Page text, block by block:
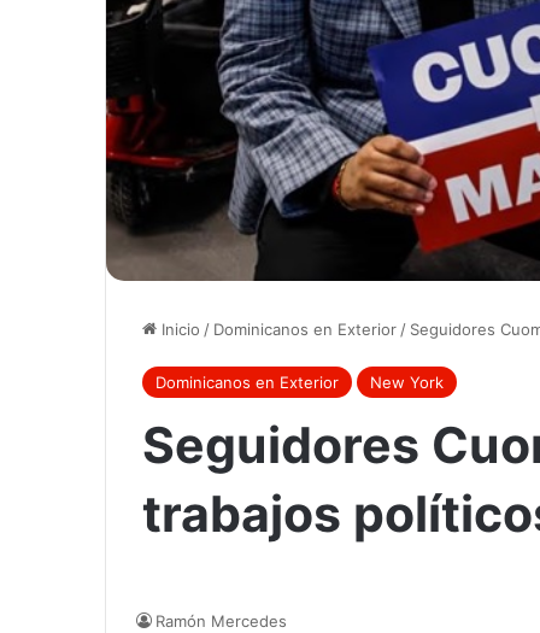
Inicio / Dominicanos en Exterior/ Seguidores
Dominicanos en Exterior New York
Seguidores
trabajos
Ramón Mercedes